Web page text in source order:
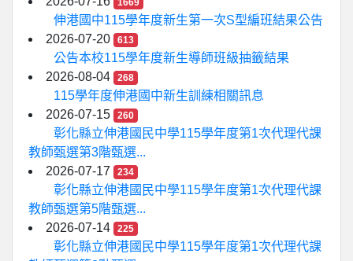
1669
伸港國中115學年度新生第一次S型編班結果公告
2026-07-20
613
公告本校115學年度新生導師班級抽籤結果
2026-08-04
268
115學年度伸港國中新生訓練相關訊息
2026-07-15
260
彰化縣立伸港國民中學115學年度第1次代理代課
教師甄選第3階甄選...
2026-07-17
234
彰化縣立伸港國民中學115學年度第1次代理代課
教師甄選第5階甄選...
2026-07-14
225
彰化縣立伸港國民中學115學年度第1次代理代課